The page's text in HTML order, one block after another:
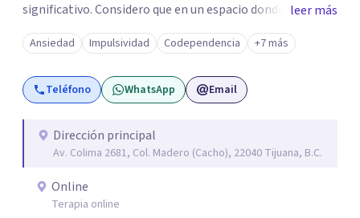
significativo. Considero que en un espacio donde uno
puede sentirse acompañado y escuchado, es posible
mirar con honestidad cómo nos vinculamos afuera, qué se
repite, qué duele, y qué puede transformarse. En mi
consultorio hay lugar para todo: risas, tristezas, enojos y
escuchada. Si pudiste conectar con algo de esto,
mándame un mensaje y comencemos juntos a trabajar en
leer más
Ansiedad Impulsividad Codependencia +7 más
Teléfono WhatsApp Email
Dirección principal
Av. Colima 2681, Col. Madero (Cacho), 22040 Tijuana, B.C.
Online
Terapia online